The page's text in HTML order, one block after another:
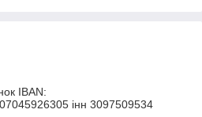
IBAN:
інн 3097509534